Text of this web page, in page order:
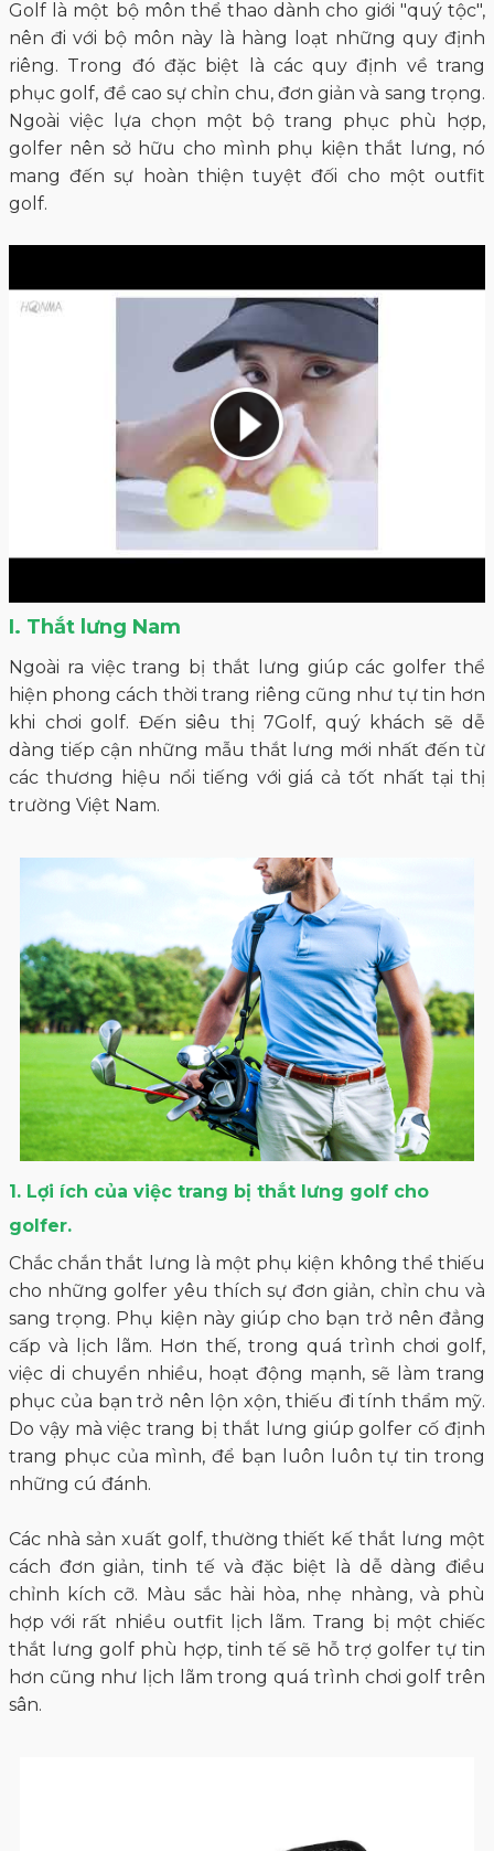
Golf là một bộ môn thể thao dành cho giới "quý tộc",
nên đi với bộ môn này là hàng loạt những quy định
riêng. Trong đó đặc biệt là các quy định về trang
phục golf, đề cao sự chỉn chu, đơn giản và sang trọng.
Ngoài việc lựa chọn một bộ trang phục phù hợp,
golfer nên sở hữu cho mình phụ kiện thắt lưng, nó
mang đến sự hoàn thiện tuyệt đối cho một outfit
golf.
I. Thắt lưng Nam
Ngoài ra việc trang bị thắt lưng giúp các golfer thể
hiện phong cách thời trang riêng cũng như tự tin hơn
khi chơi golf. Đến siêu thị 7Golf, quý khách sẽ dễ
dàng tiếp cận những mẫu thắt lưng mới nhất đến từ
các thương hiệu nổi tiếng với giá cả tốt nhất tại thị
trường Việt Nam.
1. Lợi ích của việc trang bị thắt lưng golf cho
golfer.
Chắc chắn thắt lưng là một phụ kiện không thể thiếu
cho những golfer yêu thích sự đơn giản, chỉn chu và
sang trọng. Phụ kiện này giúp cho bạn trở nên đẳng
cấp và lịch lãm. Hơn thế, trong quá trình chơi golf,
việc di chuyển nhiều, hoạt động mạnh, sẽ làm trang
phục của bạn trở nên lộn xộn, thiếu đi tính thẩm mỹ.
Do vậy mà việc trang bị thắt lưng giúp golfer cố định
trang phục của mình, để bạn luôn luôn tự tin trong
những cú đánh.
Các nhà sản xuất golf, thường thiết kế thắt lưng một
cách đơn giản, tinh tế và đặc biệt là dễ dàng điều
chỉnh kích cỡ. Màu sắc hài hòa, nhẹ nhàng, và phù
hợp với rất nhiều outfit lịch lãm. Trang bị một chiếc
thắt lưng golf phù hợp, tinh tế sẽ hỗ trợ golfer tự tin
hơn cũng như lịch lãm trong quá trình chơi golf trên
sân.